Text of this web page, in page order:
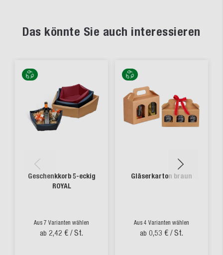
Das könnte Sie auch interessieren
Geschenkkorb 5-eckig
ROYAL
Aus 7 Varianten wählen
ab 2,42 € / St.
Gläserkarton braun
Aus 4 Varianten wählen
ab 0,53 € / St.